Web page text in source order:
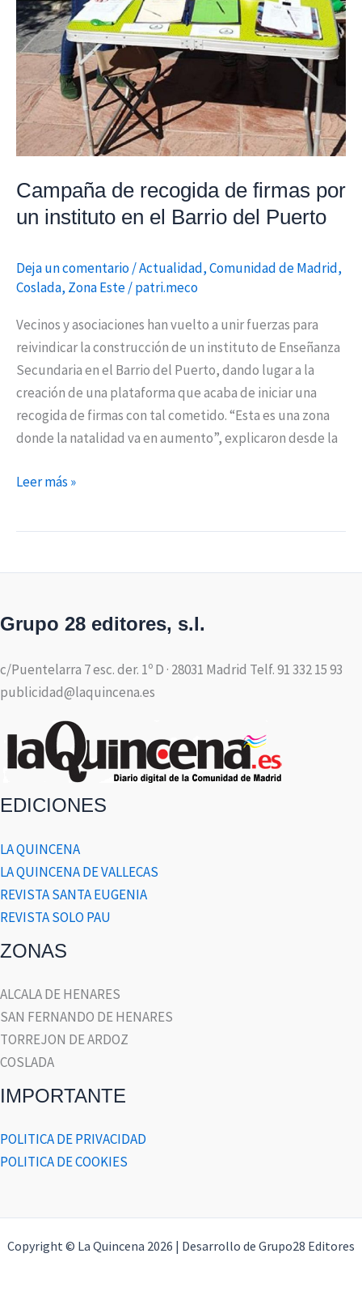
Campaña de recogida de firmas por
un instituto en el Barrio del Puerto
Deja un comentario/Actualidad,Comunidad de Madrid,
Coslada, Zona Este/patri.meco
Vecinos y asociaciones han vuelto a unir fuerzas para
reivindicar la construcción de un instituto de Enseñanza
Secundaria en el Barrio del Puerto, dando lugar a la
creación de una plataforma que acaba de iniciar una
recogida de firmas con tal cometido. “Esta es una zona
donde la natalidad va en aumento”, explicaron desde la
Barrio
del
Puerto
Leer más »
Grupo 28 editores, s.l.
c/Puentelarra 7 esc. der. 1º D · 28031 Madrid Telf. 91 332 15 93
publicidad@laquincena.es
EDICIONES
LA QUINCENA
LA QUINCENA DE VALLECAS
REVISTA SANTA EUGENIA
REVISTA SOLO PAU
ZONAS
ALCALA DE HENARES
SAN FERNANDO DE HENARES
TORREJON DE ARDOZ
COSLADA
IMPORTANTE
POLITICA DE PRIVACIDAD
POLITICA DE COOKIES
Copyright © La Quincena 2026 | Desarrollo de Grupo28 Editores